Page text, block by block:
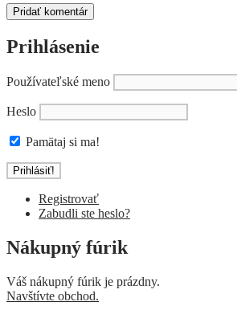
Prihlásenie
Používateľské meno
Heslo
Pamätaj si ma!
Registrovať
Zabudli ste heslo?
Nákupný fúrik
Váš nákupný fúrik je prázdny.
Navštívte obchod.